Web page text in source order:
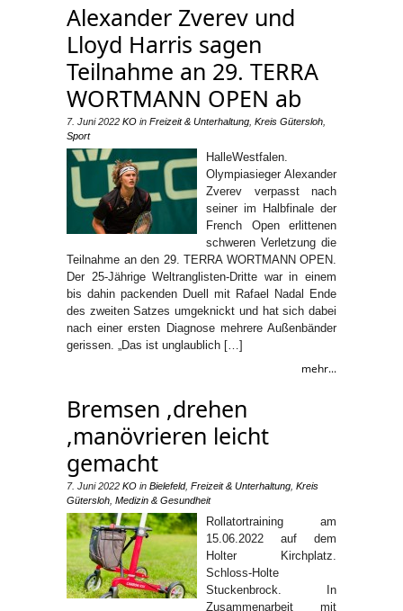
Alexander Zverev und
Lloyd Harris sagen
Teilnahme an 29. TERRA
WORTMANN OPEN ab
7. Juni 2022 KO in Freizeit & Unterhaltung Kreis Gütersloh
Sport
HalleWestfalen.
Olympiasieger Alexander
Zverev verpasst nach
seiner im Halbfinale der
French Open erlittenen
schweren Verletzung die
Teilnahme an den 29. TERRA WORTMANN OPEN.
Der 25-Jährige Weltranglisten-Dritte war in einem
bis dahin packenden Duell mit Rafael Nadal Ende
des zweiten Satzes umgeknickt und hat sich dabei
nach einer ersten Diagnose mehrere Außenbänder
gerissen. „Das ist unglaublich […]
mehr...
Bremsen ,drehen
,manövrieren leicht
gemacht
7. Juni 2022 KO in Bielefeld, Freizeit & Unterhaltung Kreis
Gütersloh Medizin & Gesundheit
Rollatortraining am
15.06.2022 auf dem
Holter Kirchplatz.
Schloss-Holte
Stuckenbrock. In
Zusammenarbeit mit